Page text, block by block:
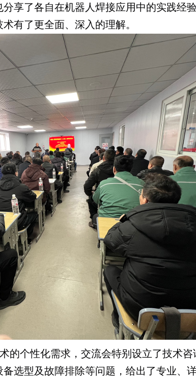
享了各自在机器人焊接应用中的实践经
有了更全面、深入的理解。
的个性化需求，交流会特别设立了技术
选型及故障排除等问题，给出了专业、